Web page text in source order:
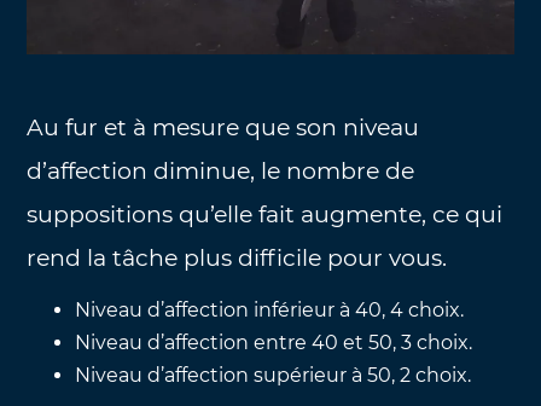
Au fur et à mesure que son niveau
d’affection diminue, le nombre de
suppositions qu’elle fait augmente, ce qui
rend la tâche plus difficile pour vous.
Niveau d’affection inférieur à 40, 4 choix.
Niveau d’affection entre 40 et 50, 3 choix.
Niveau d’affection supérieur à 50, 2 choix.